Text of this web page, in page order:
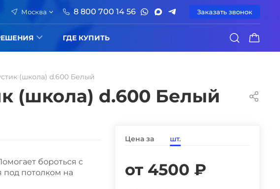
Москва 8 800 700 14 56 Заказать звонок
ГДЕ КУПИТЬ
(школа) d.600 Белый
(школа) d.600 Белый
бороться с
потолком на
Цена за шт.
от 4500 ₽